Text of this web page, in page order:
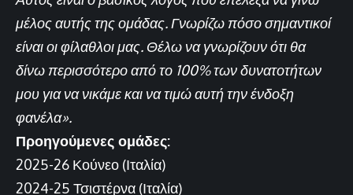
μέλος αυτής της ομάδας. Γνωρίζω πόσο σημαντικοί
είναι οι φίλαθλοι μας. Θέλω να γνωρίζουν ότι θα
δίνω περισσότερο από το 100% των δυνατοτήτων
μου για να νικάμε και να τιμώ αυτή την ένδοξη
φανέλα».
Προηγούμενες ομάδες:
2025-26 Κούνεο (Ιταλία)
2024-25 Τσιστέρνα (Ιταλία)